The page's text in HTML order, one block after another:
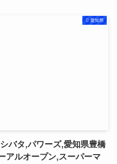
愛知県
バタ,パワーズ,愛知県豊橋
アルオープン,スーパーマ